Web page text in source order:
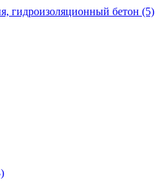
гидроизоляционный бетон (5)